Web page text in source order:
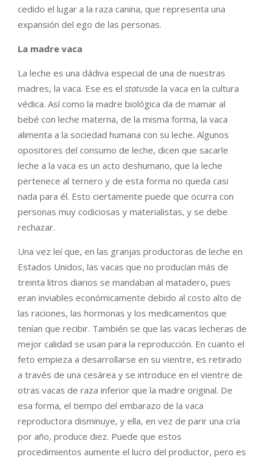
cedido el lugar a la raza canina, que representa una
expansión del ego de las personas.
La madre vaca
La leche es una dádiva especial de una de nuestras
madres, la vaca. Ese es el statusde la vaca en la cultura
védica. Así como la madre biológica da de mamar al
bebé con leche materna, de la misma forma, la vaca
alimenta a la sociedad humana con su leche. Algunos
opositores del consumo de leche, dicen que sacarle
leche a la vaca es un acto deshumano, que la leche
pertenece al ternero y de esta forma no queda casi
nada para él. Esto ciertamente puede que ocurra con
personas muy codiciosas y materialistas, y se debe
rechazar.
Una vez leí que, en las granjas productoras de leche en
Estados Unidos, las vacas que no producían más de
treinta litros diarios se mandaban al matadero, pues
eran inviables económicamente debido al costo alto de
las raciones, las hormonas y los medicamentos que
tenían que recibir. También se que las vacas lecheras de
mejor calidad se usan para la reproducción. En cuanto el
feto empieza a desarrollarse en su vientre, es retirado
a través de una cesárea y se introduce en el vientre de
otras vacas de raza inferior que la madre original. De
esa forma, el tiempo del embarazo de la vaca
reproductora disminuye, y ella, en vez de parir una cría
por año, produce diez. Puede que estos
procedimientos aumente el lucro del productor, pero es